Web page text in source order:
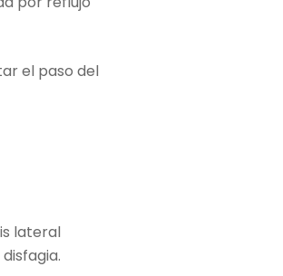
el paso del
lateral